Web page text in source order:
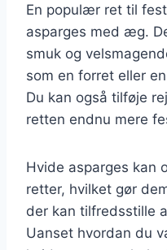
En populær ret til
asparges med æg.
smuk og
som en forret eller
Du kan også tilføje
retten endnu mere
Hvide asparges kan
retter, hvilket gør
der kan tilfredsstille
Uanset hvordan du